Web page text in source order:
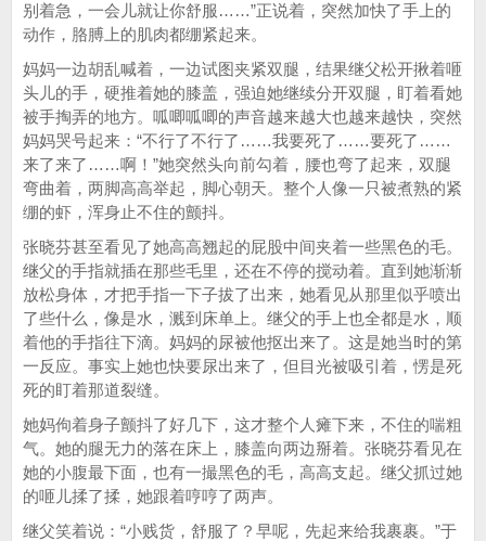
别着急，一会儿就让你舒服……”正说着，突然加快了手上的
动作，胳膊上的肌肉都绷紧起来。
妈妈一边胡乱喊着，一边试图夹紧双腿，结果继父松开揪着咂
头儿的手，硬推着她的膝盖，强迫她继续分开双腿，盯着看她
被手掏弄的地方。呱唧呱唧的声音越来越大也越来越快，突然
妈妈哭号起来：“不行了不行了……我要死了……要死了……
来了来了……啊！”她突然头向前勾着，腰也弯了起来，双腿
弯曲着，两脚高高举起，脚心朝天。整个人像一只被煮熟的紧
绷的虾，浑身止不住的颤抖。
张晓芬甚至看见了她高高翘起的屁股中间夹着一些黑色的毛。
继父的手指就插在那些毛里，还在不停的搅动着。直到她渐渐
放松身体，才把手指一下子拔了出来，她看见从那里似乎喷出
了些什么，像是水，溅到床单上。继父的手上也全都是水，顺
着他的手指往下滴。妈妈的尿被他抠出来了。这是她当时的第
一反应。事实上她也快要尿出来了，但目光被吸引着，愣是死
死的盯着那道裂缝。
她妈佝着身子颤抖了好几下，这才整个人瘫下来，不住的喘粗
气。她的腿无力的落在床上，膝盖向两边掰着。张晓芬看见在
她的小腹最下面，也有一撮黑色的毛，高高支起。继父抓过她
的咂儿揉了揉，她跟着哼哼了两声。
继父笑着说：“小贱货，舒服了？早呢，先起来给我裹裹。”于